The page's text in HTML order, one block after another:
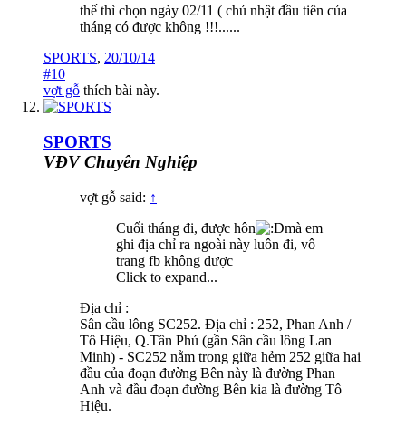
thế thì chọn ngày 02/11 ( chủ nhật đầu tiên của
tháng có được không !!!......
SPORTS, 20/10/14
#10
vợt gỗ thích bài này.
SPORTS
VĐV Chuyên Nghiệp
vợt gỗ said: ↑
Cuối tháng đi, được hôn
mà em
ghi địa chỉ ra ngoài này luôn đi, vô
trang fb không được
Click to expand...
Địa chỉ :
Sân cầu lông SC252. Địa chỉ : 252, Phan Anh /
Tô Hiệu, Q.Tân Phú (gần Sân cầu lông Lan
Minh) - SC252 nằm trong giữa hẻm 252 giữa hai
đầu của đoạn đường Bên này là đường Phan
Anh và đầu đoạn đường Bên kia là đường Tô
Hiệu.